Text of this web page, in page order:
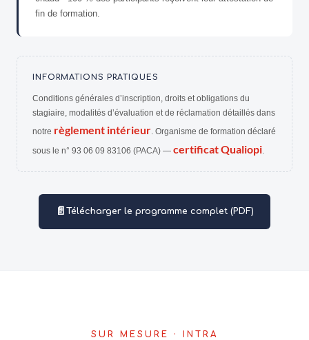
fin de formation.
INFORMATIONS PRATIQUES
Conditions générales d’inscription, droits et obligations du
stagiaire, modalités d’évaluation et de réclamation détaillés dans
notre règlement intérieur. Organisme de formation déclaré
sous le n° 93 06 09 83106 (PACA) — certificat Qualiopi.
📄 Télécharger le programme complet (PDF)
SUR MESURE · INTRA